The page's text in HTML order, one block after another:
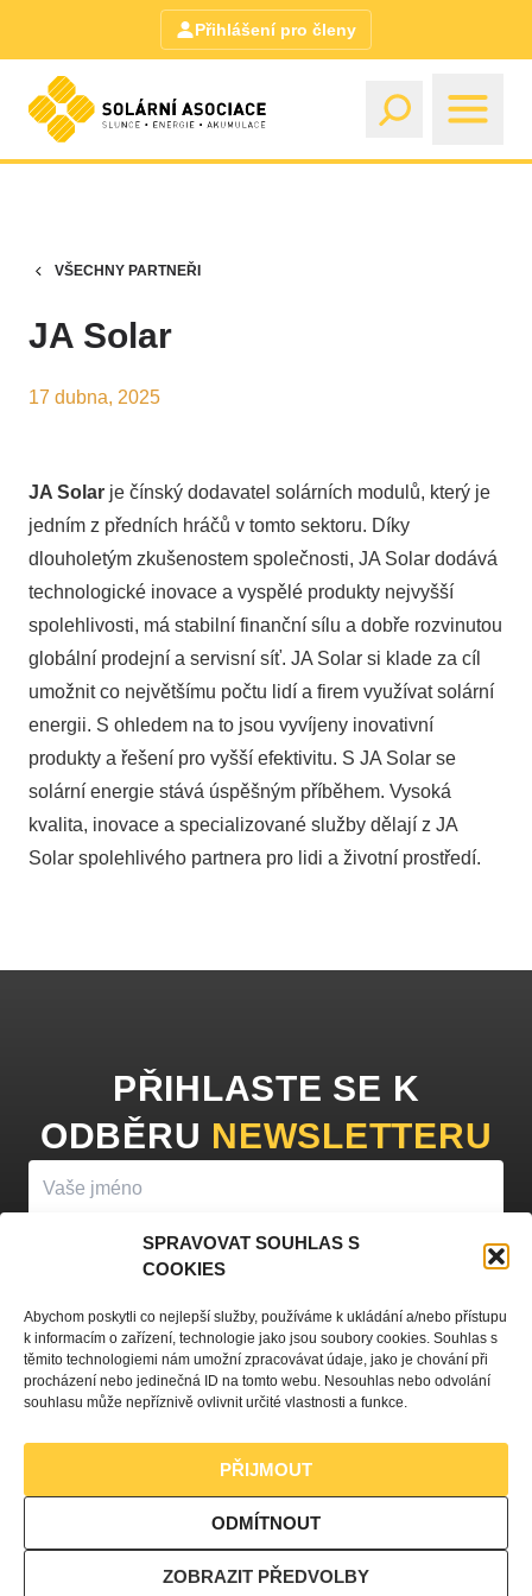
SPRAVOVAT SOUHLAS S
COOKIES
Abychom poskytli co nejlepší služby, používáme k ukládání a/nebo přístupu
k informacím o zařízení, technologie jako jsou soubory cookies. Souhlas s
těmito technologiemi nám umožní zpracovávat údaje, jako je chování při
procházení nebo jedinečná ID na tomto webu. Nesouhlas nebo odvolání
souhlasu může nepříznivě ovlivnit určité vlastnosti a funkce.
PŘIJMOUT
ODMÍTNOUT
ZOBRAZIT PŘEDVOLBY
Přihlášení pro členy
VŠECHNY PARTNEŘI
JA Solar
17 dubna, 2025
JA Solar je čínský dodavatel solárních modulů, který je
jedním z předních hráčů v tomto sektoru. Díky
dlouholetým zkušenostem společnosti, JA Solar dodává
technologické inovace a vyspělé produkty nejvyšší
spolehlivosti, má stabilní finanční sílu a dobře rozvinutou
globální prodejní a servisní síť. JA Solar si klade za cíl
umožnit co největšímu počtu lidí a firem využívat solární
energii. S ohledem na to jsou vyvíjeny inovativní
produkty a řešení pro vyšší efektivitu. S JA Solar se
solární energie stává úspěšným příběhem. Vysoká
kvalita, inovace a specializované služby dělají z JA
Solar spolehlivého partnera pro lidi a životní prostředí.
PŘIHLASTE SE K
ODBĚRU NEWSLETTERU
Vyplněním vašeho jména a e-mailu souhlasíte sezpracováním
osobních údajůa zasíláním obchodních sdělení.
Zásady ochrany osobních údajů